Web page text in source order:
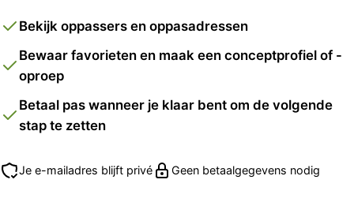
Bekijk oppassers en oppasadressen
Bewaar favorieten en maak een conceptprofiel of -
oproep
Betaal pas wanneer je klaar bent om de volgende
stap te zetten
Je e-mailadres blijft privé Geen betaalgegevens nodig